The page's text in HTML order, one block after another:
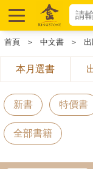
首頁 ＞ 中文書 ＞ 出
本月選書
新書 特價書
全部書籍